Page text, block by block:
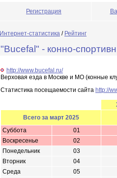
Регистрация
Интернет-статистика / Рейтинг
"Bucefal" - конно-
http://www.bucefal.ru/
Верховая езда в Москве и МО (конные
Статистика посещаемости сайта http://
Всего за март 2025
Суббота
01
Воскресенье
02
Понедельник
03
Вторник
04
Среда
05